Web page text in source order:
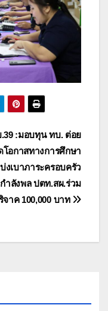
:มอบทุน ทบ. ต่อย
โอกาสทางการศึกษา
งเบาภาระครอบครัว
กำลังพล ปตท.สผ.ร่วม
จาค 100,000 บาท